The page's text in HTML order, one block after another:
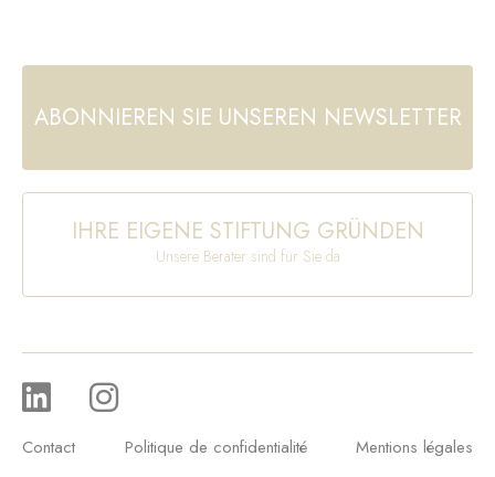
ABONNIEREN SIE UNSEREN NEWSLETTER
IHRE EIGENE STIFTUNG GRÜNDEN
Unsere Berater sind für Sie da
Contact Politique de confidentialité
Mentions légales